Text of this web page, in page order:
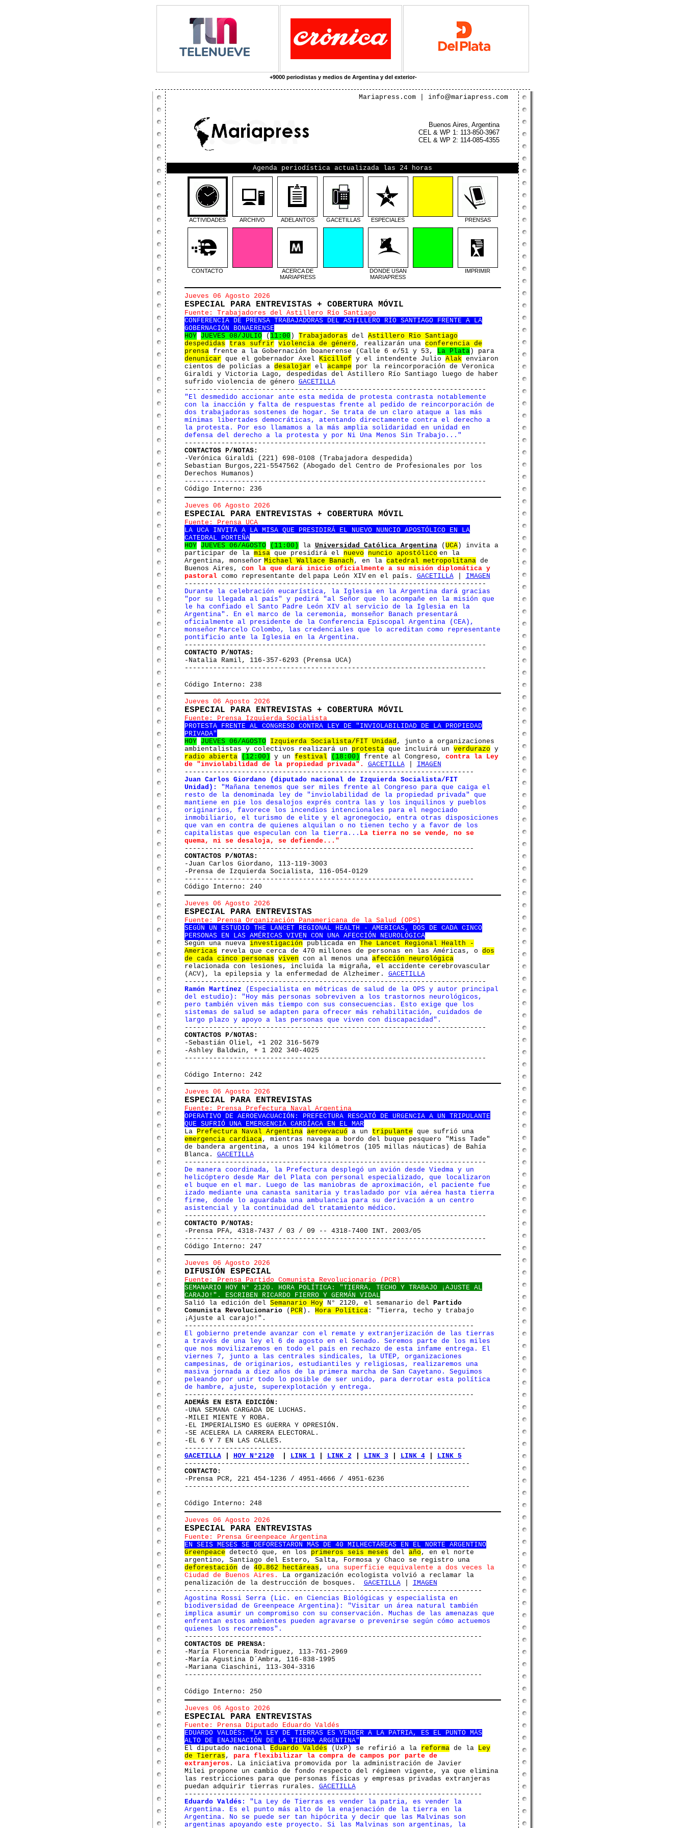
+9000 periodistas y medios de Argentina y del exterior utilizan MARIAPR_
Mariapress.com | info@mariapress.com
Buenos Aires, Argentina
CEL & WP 1: 113-850-3967
CEL & WP 2: 114-085-4355
Agenda periodística actualizada las 24 horas
ACTIVIDADES ARCHIVO ADELANTOS GACETILLAS ESPECIALES PRENSAS
CONTACTO
ACERCA DE
MARIAPRESS
DONDE USAN
MARIAPRESS
IMPRIMIR
Jueves 06 Agosto 2026
ESPECIAL PARA ENTREVISTAS + COBERTURA MÓVIL
Fuente: Trabajadores del Astillero Río Santiago
CONFERENCIA DE PRENSA TRABAJADORAS DEL ASTILLERO RÍO SANTIAGO FRENTE A LA
GOBERNACIÓN BONAERENSE
HOY
JUEVES 08/JULIO( 11:00 ) Trabajadoras del Astillero Rio Santiago
despedidas
tras sufrir violencia de género , realizarán una conferencia de
prensafrente a la Gobernación boanerense (Calle 6 e/51 y 53, La Plata) para
denunicar que el gobernador Axel Kicillof y el intendente Julio Alak enviaron
cientos de policías a desalojar el acampe por la reincorporación de Veronica
Giraldi y Victoria Lago, despedidas del Astillero Río Santiago luego de haber
sufrido violencia de género GACETILLA
--------------------------------------------------------------------------
"El desmedido accionar ante esta medida de protesta contrasta notablemente
con la inacción y falta de respuestas frente al pedido de reincorporación de
dos trabajadoras sostenes de hogar. Se trata de un claro ataque a las más
mínimas libertades democráticas, atentando directamente contra el derecho a
la protesta. Por eso llamamos a la más amplia solidaridad en unidad en
defensa del derecho a la protesta y por Ni Una Menos Sin Trabajo..."
--------------------------------------------------------------------------
CONTACTOS P/NOTAS:
-Verónica Giraldi (221) 698-0108 (Trabajadora despedida)
Sebastian Burgos,221-5547562 (Abogado del Centro de Profesionales por los
Derechos Humanos)
--------------------------------------------------------------------------
Código Interno: 236
Jueves 06 Agosto 2026
ESPECIAL PARA ENTREVISTAS + COBERTURA MÓVIL
Fuente: Prensa UCA
LA UCA INVITA A LA MISA QUE PRESIDIRÁ EL NUEVO NUNCIO APOSTÓLICO EN LA
CATEDRAL PORTEÑA
HOY
JUEVES 06/AGOSTO (11:00) la Universidad Católica Argentina( UCA) invita a
participar de la misaque presidirá el nuevo nuncio apostólico en la
Argentina, monseñor Michael Wallace Banach , en la catedral metropolitanade
Buenos Aires, con la que dará inicio oficialmente a su misión diplomática y
pastoralcomo representante del papa León XIV en el país. GACETILLA| IMAGEN
--------------------------------------------------------------------------
Durante la celebración eucarística, la Iglesia en la Argentina dará gracias
"por su llegada al país" y pedirá "al Señor que lo acompañe en la misión que
le ha confiado el Santo Padre León XIV al servicio de la Iglesia en la
Argentina". En el marco de la ceremonia, monseñor Banach presentará
oficialmente al presidente de la Conferencia Episcopal Argentina (CEA),
monseñor Marcelo Colombo, las credenciales que lo acreditan como representante
pontificio ante la Iglesia en la Argentina.
--------------------------------------------------------------------------
CONTACTO P/NOTAS:
-Natalia Ramil, 116-357-6293 (Prensa UCA)
--------------------------------------------------------------------------
Código Interno: 238
Jueves 06 Agosto 2026
ESPECIAL PARA ENTREVISTAS + COBERTURA MÓVIL
Fuente: Prensa Izquierda Socialista
PROTESTA FRENTE AL CONGRESO CONTRA LEY DE "INVIOLABILIDAD DE LA PROPIEDAD
PRIVADA"
HOY
JUEVES 06/AGOSTO Izquierda Socialista/FIT Unidad , junto a organizaciones
ambientalistas y colectivos realizará un protestaque incluirá un verdurazo y
radio abierta
(12:00) y un festival (18:00) frente al Congreso, contra la Ley
de "inviolabilidad de la propiedad privada". GACETILLA| IMAGEN
-----------------------------------------------------------------------
Juan Carlos Giordano (diputado nacional de Izquierda Socialista/FIT
Unidad):
"Mañana tenemos que ser miles frente al Congreso para que caiga el
resto de la denominada ley de "inviolabilidad de la propiedad privada" que
mantiene en pie los desalojos exprés contra las y los inquilinos y pueblos
originarios, favorece los incendios intencionales para el negociado
inmobiliario, el turismo de elite y el agronegocio, entra otras disposiciones
que van en contra de quienes alquilan o no tienen techo y a favor de los
capitalistas que especulan con la tierra... La tierra no se vende, no se
quema, ni se desaloja, se defiende..."
-----------------------------------------------------------------------
CONTACTOS P/NOTAS:
-Juan Carlos Giordano, 113-119-3003
-Prensa de Izquierda Socialista, 116-054-0129
-----------------------------------------------------------------------
Código Interno: 240
Jueves 06 Agosto 2026
ESPECIAL PARA ENTREVISTAS
Fuente: Prensa Organización Panamericana de la Salud (OPS)
SEGÚN UN ESTUDIO THE LANCET REGIONAL HEALTH - AMERICAS, DOS DE CADA CINCO
PERSONAS EN LAS AMÉRICAS VIVEN CON UNA AFECCIÓN NEUROLÓGICA
Según una nueva investigación publicada en The Lancet Regional Health -
Americas revela que cerca de 470 millones de personas en las Américas, o dos
de cada cinco personas viven con al menos una afección neurológica
relacionada con lesiones, incluida la migraña, el accidente cerebrovascular
(ACV), la epilepsia y la enfermedad de Alzheimer. GACETILLA
--------------------------------------------------------------------------
Ramón Martínez (Especialista en métricas de salud de la OPS y autor principal
del estudio): "Hoy más personas sobreviven a los trastornos neurológicos,
pero también viven más tiempo con sus consecuencias. Esto exige que los
sistemas de salud se adapten para ofrecer más rehabilitación, cuidados de
largo plazo y apoyo a las personas que viven con discapacidad".
--------------------------------------------------------------------------
CONTACTOS P/NOTAS:
-Sebastián Oliel, +1 202 316-5679
-Ashley Baldwin, + 1 202 340-4025
--------------------------------------------------------------------------
Código Interno: 242
Jueves 06 Agosto 2026
ESPECIAL PARA ENTREVISTAS
Fuente: Prensa Prefectura Naval Argentina
OPERATIVO DE AEROEVACUACIÓN: PREFECTURA RESCATÓ DE URGENCIA A UN TRIPULANTE
QUE SUFRIÓ UNA EMERGENCIA CARDÍACA EN EL MAR
La Prefectura Naval Argentina aeroevacuó a un tripulante que sufrió una
emergencia cardiaca, mientras navega a bordo del buque pesquero "Miss Tade"
de bandera argentina, a unos 194 kilómetros (105 millas náuticas) de Bahía
Blanca. GACETILLA
--------------------------------------------------------------------------
De manera coordinada, la Prefectura desplegó un avión desde Viedma y un
helicóptero desde Mar del Plata con personal especializado, que localizaron
el buque en el mar. Luego de las maniobras de aproximación, el paciente fue
izado mediante una canasta sanitaria y trasladado por vía aérea hasta tierra
firme, donde lo aguardaba una ambulancia para su derivación a un centro
asistencial y la continuidad del tratamiento médico.
--------------------------------------------------------------------------
CONTACTO P/NOTAS:
-Prensa PFA, 4318-7437 / 03 / 09 -- 4318-7400 INT. 2003/05
--------------------------------------------------------------------------
Código Interno: 247
Jueves 06 Agosto 2026
DIFUSIÓN ESPECIAL
Fuente: Prensa Partido Comunista Revolucionario (PCR)
SEMANARIO HOY N° 2120. HORA POLÍTICA: "TIERRA, TECHO Y TRABAJO ¡AJUSTE AL
CARAJO!". ESCRIBEN RICARDO FIERRO Y GERMÁN VIDAL
Salió la edición del Semanario HoyN° 2120 , el semanario del Partido
Comunista Revolucionario( PCR). Hora Política: "Tierra, techo y trabajo
¡Ajuste al carajo!".
-----------------------------------------------------------------------
El gobierno pretende avanzar con el remate y extranjerización de las tierras
a través de una ley el 6 de agosto en el Senado. Seremos parte de los miles
que nos movilizaremos en todo el país en rechazo de esta infame entrega. El
viernes 7, junto a las centrales sindicales, la UTEP, organizaciones
campesinas, de originarios, estudiantiles y religiosas, realizaremos una
masiva jornada a diez años de la primera marcha de San Cayetano. Seguimos
peleando por unir todo lo posible de ser unido, para derrotar esta política
de hambre, ajuste, superexplotación y entrega.
-----------------------------------------------------------------------
ADEMÁS EN ESTA EDICIÓN:
-UNA SEMANA CARGADA DE LUCHAS.
-MILEI MIENTE Y ROBA.
-EL IMPERIALISMO ES GUERRA Y OPRESIÓN.
-SE ACELERA LA CARRERA ELECTORAL.
-EL 6 Y 7 EN LAS CALLES.
---------------------------------------------------------------------
GACETILLA| HOY N°2120 LINK 1| LINK 2 LINK 3 LINK 4
LINK 5
----------------------------------------------------------------------
CONTACTO:
-Prensa PCR, 221 454-1236 / 4951-4666 / 4951-6236
----------------------------------------------------------------------
Código Interno: 248
Jueves 06 Agosto 2026
ESPECIAL PARA ENTREVISTAS
Fuente: Prensa Greenpeace Argentina
EN SEIS MESES SE DEFORESTARON MÁS DE 40 MILHECTÁREAS EN EL NORTE ARGENTINO
Greenpeace detectó que, en los primeros seis meses del año , en el norte
argentino, Santiago del Estero, Salta, Formosa y Chaco se registro una
deforestación de 40.862 hectáreas , una superficie equivalente a dos veces la
Ciudad de Buenos Aires.
La organización ecologista volvió a reclamar la
penalización de la destrucción de bosques. GACETILLA| IMAGEN
-------------------------------------------------------------------------
Agostina Rossi Serra (Lic. en Ciencias Biológicas y especialista en
biodiversidad de Greenpeace Argentina): "Visitar un área natural también
implica asumir un compromiso con su conservación. Muchas de las amenazas que
enfrentan estos ambientes pueden agravarse o prevenirse según cómo actuemos
quienes los recorremos".
-------------------------------------------------------------------------
CONTACTOS DE PRENSA:
-María Florencia Rodriguez, 113-761-2969
-María Agustina D´Ambra, 116-838-1995
-Mariana Ciaschini, 113-304-3316
-------------------------------------------------------------------------
Código Interno: 250
Jueves 06 Agosto 2026
ESPECIAL PARA ENTREVISTAS
Fuente: Prensa Diputado Eduardo Valdés
EDUARDO VALDÉS: "LA LEY DE TIERRAS ES VENDER A LA PATRIA, ES EL PUNTO MÁS
ALTO DE ENAJENACIÓN DE LA TIERRA ARGENTINA"
El diputado nacional Eduardo Valdés (UxP) se refirió a la reformade la Ley
de Tierras , para flexibilizar la compra de campos por parte de
extranjeros . La iniciativa promovida por la administración de Javier
Milei propone un cambio de fondo respecto del régimen vigente, ya que elimina
las restricciones para que personas físicas y empresas privadas extranjeras
puedan adquirir tierras rurales. GACETILLA
-------------------------------------------------------------------------
Eduardo Valdés:
"La Ley de Tierras es vender la patria, es vender la
Argentina. Es el punto más alto de la enajenación de la tierra en la
Argentina. No se puede ser tan hipócrita y decir que las Malvinas son
argentinas apoyando este proyecto. Si las Malvinas son argentinas, la